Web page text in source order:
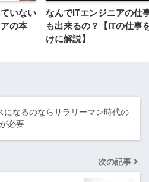
いない
の本
なんでITエンジニアの仕
も出来るの？【ITの仕事
けに解説】
になるのならサラリーマン時代の
必要
次の記事